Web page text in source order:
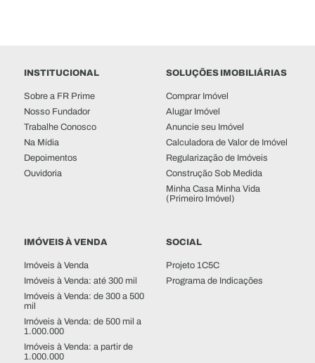
INSTITUCIONAL
Sobre a FR Prime
Nosso Fundador
Trabalhe Conosco
Na Mídia
Depoimentos
Ouvidoria
SOLUÇÕES IMOBILIÁRIAS
Comprar Imóvel
Alugar Imóvel
Anuncie seu Imóvel
Calculadora de Valor de Imóvel
Regularização de Imóveis
Construção Sob Medida
Minha Casa Minha Vida
(Primeiro Imóvel)
IMÓVEIS À VENDA
Imóveis à Venda
Imóveis à Venda: até 300 mil
Imóveis à Venda: de 300 a 500
mil
Imóveis à Venda: de 500 mil a
1.000.000
Imóveis à Venda: a partir de
1.000.000
SOCIAL
Projeto 1C5C
Programa de Indicações